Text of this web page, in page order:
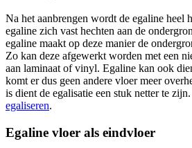
Na het aanbrengen wordt de egaline heel
egaline zich vast hechten aan de
egaline maakt op deze manier de
Zo kan deze afgewerkt worden met een
aan laminaat of vinyl. Egaline kan ook
komt er dus geen andere vloer meer
is dient de egalisatie een stuk netter te
egaliseren.
Egaline vloer als eindvloer